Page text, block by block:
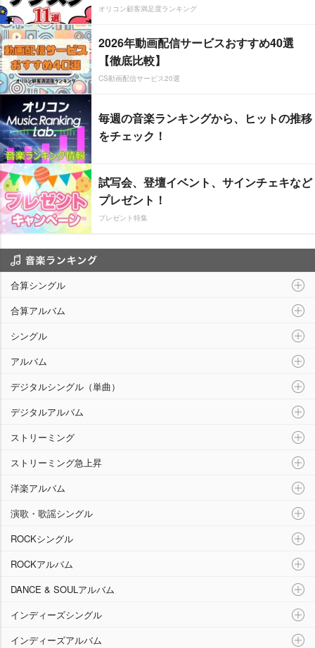
オリコン顧客満足度ランキング
2026年動画配信サービスおすすめ40選
【徹底比較】
CS動画配信サービス20選
毎週の音楽ランキングから、ヒットの推移
をチェック！
試写会、登壇イベント、サインチェキなど
プレゼント！
プレゼント特集
合算シングル
合算アルバム
シングル
アルバム
デジタルシングル（単曲）
デジタルアルバム
ストリーミング
ストリーミング急上昇
洋楽アルバム
演歌・歌謡シングル
ROCKシングル
ROCKアルバム
DANCE & SOULアルバム
インディーズシングル
インディーズアルバム